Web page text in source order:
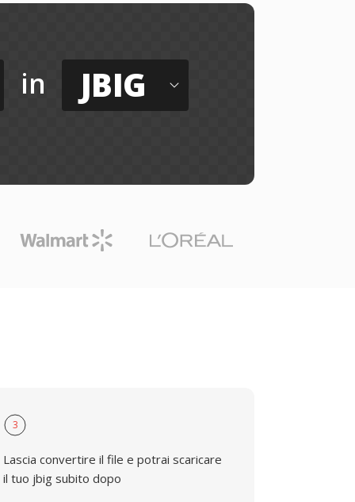
in JBIG
3
Lascia convertire il file e potrai scaricare
il tuo jbig subito dopo